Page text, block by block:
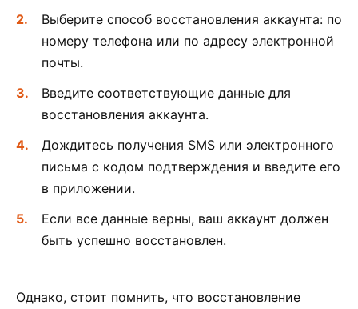
Выберите способ восстановления аккаунта: по
номеру телефона или по адресу электронной
почты.
Введите соответствующие данные для
восстановления аккаунта.
Дождитесь получения SMS или электронного
письма с кодом подтверждения и введите его
в приложении.
Если все данные верны, ваш аккаунт должен
быть успешно восстановлен.
Однако, стоит помнить, что восстановление